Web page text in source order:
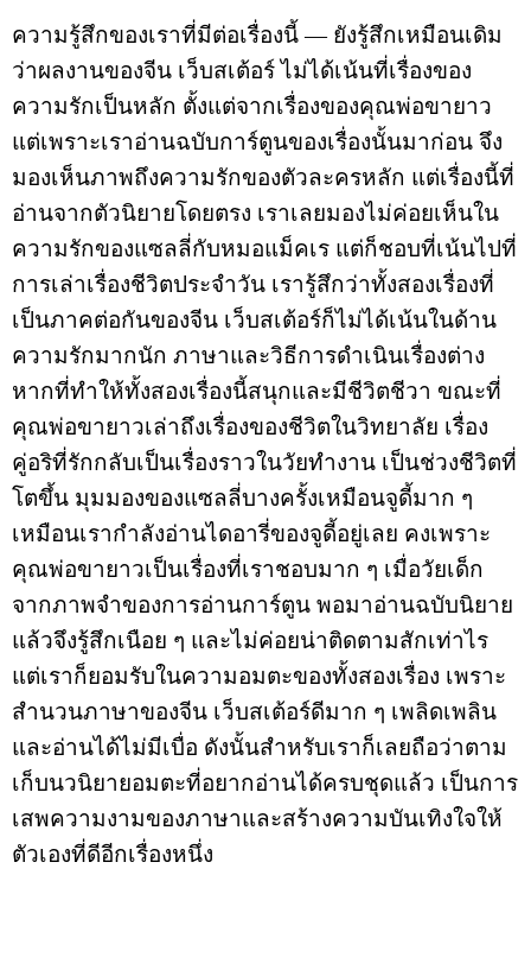
ความรู้สึกของเราที่มีต่อเรื่องนี้ — ยังรู้สึกเหมือนเดิม
ว่าผลงานของจีน เว็บสเต้อร์ ไม่ได้เน้นที่เรื่องของ
ความรักเป็นหลัก ตั้งแต่จากเรื่องของคุณพ่อขายาว
แต่เพราะเราอ่านฉบับการ์ตูนของเรื่องนั้นมาก่อน จึง
มองเห็นภาพถึงความรักของตัวละครหลัก แต่เรื่องนี้ที่
อ่านจากตัวนิยายโดยตรง เราเลยมองไม่ค่อยเห็นใน
ความรักของแซลลี่กับหมอแม็คเร แต่ก็ชอบที่เน้นไปที่
การเล่าเรื่องชีวิตประจำวัน เรารู้สึกว่าทั้งสองเรื่องที่
เป็นภาคต่อกันของจีน เว็บสเต้อร์ก็ไม่ได้เน้นในด้าน
ความรักมากนัก ภาษาและวิธีการดำเนินเรื่องต่าง
หากที่ทำให้ทั้งสองเรื่องนี้สนุกและมีชีวิตชีวา ขณะที่
คุณพ่อขายาวเล่าถึงเรื่องของชีวิตในวิทยาลัย เรื่อง
คู่อริที่รักกลับเป็นเรื่องราวในวัยทำงาน เป็นช่วงชีวิตที่
โตขึ้น มุมมองของแซลลี่บางครั้งเหมือนจูดี้มาก ๆ
เหมือนเรากำลังอ่านไดอารี่ของจูดี้อยู่เลย คงเพราะ
คุณพ่อขายาวเป็นเรื่องที่เราชอบมาก ๆ เมื่อวัยเด็ก
จากภาพจำของการอ่านการ์ตูน พอมาอ่านฉบับนิยาย
แล้วจึงรู้สึกเนือย ๆ และไม่ค่อยน่าติดตามสักเท่าไร
แต่เราก็ยอมรับในความอมตะของทั้งสองเรื่อง เพราะ
สำนวนภาษาของจีน เว็บสเต้อร์ดีมาก ๆ เพลิดเพลิน
และอ่านได้ไม่มีเบื่อ ดังนั้นสำหรับเราก็เลยถือว่าตาม
เก็บนวนิยายอมตะที่อยากอ่านได้ครบชุดแล้ว เป็นการ
เสพความงามของภาษาและสร้างความบันเทิงใจให้
ตัวเองที่ดีอีกเรื่องหนึ่ง